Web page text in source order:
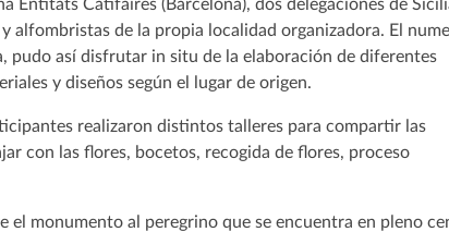
Entitats Catifaires (Barcelona), dos delegaciones de
alfombristas de la propia localidad organizadora. El
pudo así disfrutar in situ de la elaboración de diferentes
y diseños según el lugar de origen.
realizaron distintos talleres para compartir las
con las flores, bocetos, recogida de flores, proceso
el monumento al peregrino que se encuentra en pleno